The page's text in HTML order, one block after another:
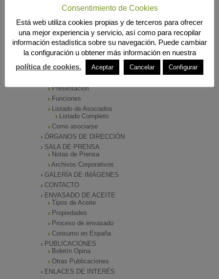
MENÚ PRINCIPAL
INICIO
Presentación
Funciones
Listado de Asociados
Listado Completo
Como asociarse
ÓRGANOS DE DIRECCIÓN
SALA DE PRENSA
Notas de Prensa
Archivos Corporativos
GALERÍA DE IMÁGENES
CONTACTO
ENVASADO DE ACEITE
Tipos de Aceite
Propiedades
Proceso de envasado
Consumo en España
PUBLICACIONES
Boletín Opina
Otras Publicaciones
ENLACES DE INTERÉS
Consentimiento de Cookies
Está web utiliza cookies propias y de terceros para ofrecer
una mejor experiencia y servicio, así como para recopilar
información estadística sobre su navegación. Puede cambiar
la configuración u obtener más información en nuestra
política de cookies.
Aceptar Cancelar Configurar